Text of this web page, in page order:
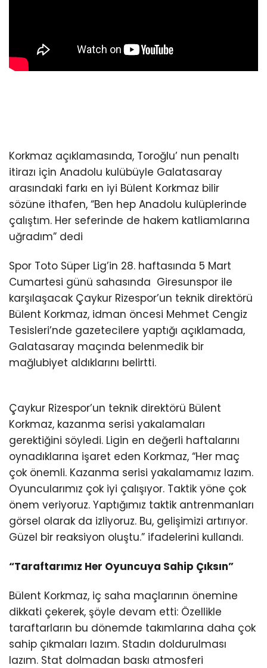
Korkmaz açıklamasında, Toroğlu’ nun penaltı
itirazı için Anadolu kulübüyle Galatasaray
arasındaki farkı en iyi Bülent Korkmaz bilir
sözüne ithafen, “Ben hep Anadolu kulüplerinde
çalıştım. Her seferinde de hakem katliamlarına
uğradım” dedi
Spor Toto Süper Lig’in 28. haftasında 5 Mart
Cumartesi günü sahasında Giresunspor ile
karşılaşacak Çaykur Rizespor’un teknik direktörü
Bülent Korkmaz, idman öncesi Mehmet Cengiz
Tesisleri’nde gazetecilere yaptığı açıklamada,
Galatasaray maçında belenmedik bir
mağlubiyet aldıklarını belirtti.
Çaykur Rizespor’un teknik direktörü Bülent
Korkmaz, kazanma serisi yakalamaları
gerektiğini söyledi. Ligin en değerli haftalarını
oynadıklarına işaret eden Korkmaz, “Her maç
çok önemli. Kazanma serisi yakalamamız lazım.
Oyuncularımız çok iyi çalışıyor. Taktik yöne çok
önem veriyoruz. Yaptığımız taktik antrenmanları
görsel olarak da izliyoruz. Bu, gelişimizi artırıyor.
Güzel bir reaksiyon oluştu.” ifadelerini kullandı.
“Taraftarımız Her Oyuncuya Sahip Çıksın”
Bülent Korkmaz, iç saha maçlarının önemine
dikkati çekerek, şöyle devam etti: Özellikle
taraftarların bu dönemde takımlarına daha çok
sahip çıkmaları lazım. Stadın doldurulması
lazım. Stat dolmadan baskı atmosferi